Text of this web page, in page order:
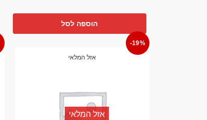
הוספה לסל
-19%
אזל המלאי
אזל המלאי